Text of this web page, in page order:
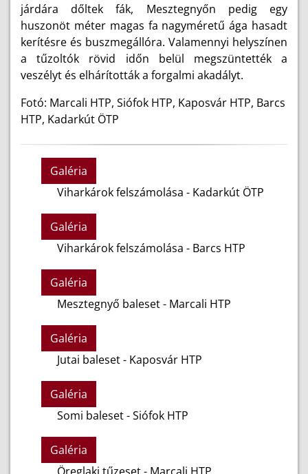
járdára dőltek fák, Mesztegnyőn pedig egy
huszonöt méter magas fa nagyméretű ága hasadt
kerítésre és buszmegállóra. Valamennyi helyszínen
a tűzoltók rövid időn belül megszüntették a
veszélyt és elhárították a forgalmi akadályt.
Fotó: Marcali HTP, Siófok HTP, Kaposvár HTP, Barcs
HTP, Kadarkút ÖTP
Galéria
Viharkárok felszámolása - Kadarkút ÖTP
Galéria
Viharkárok felszámolása - Barcs HTP
Galéria
Mesztegnyő baleset - Marcali HTP
Galéria
Jutai baleset - Kaposvár HTP
Galéria
Somi baleset - Siófok HTP
Galéria